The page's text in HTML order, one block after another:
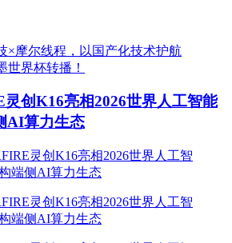
创K16亮相2026世界人工智能
AI算力生态